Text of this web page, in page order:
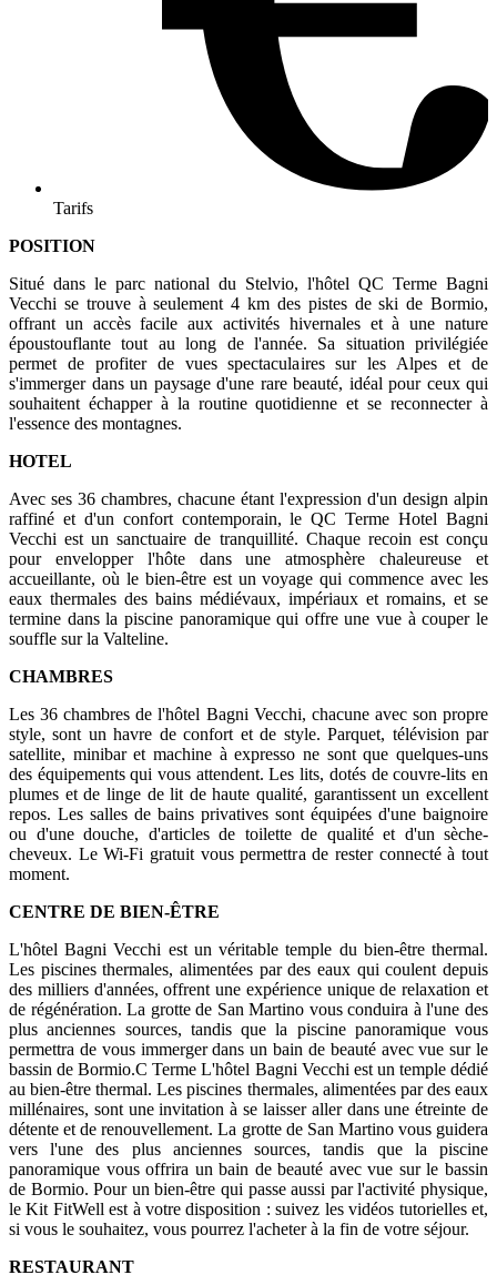
Tarifs
POSITION
Situé dans le parc national du Stelvio, l'hôtel QC Terme Bagni
Vecchi se trouve à seulement 4 km des pistes de ski de Bormio,
offrant un accès facile aux activités hivernales et à une nature
époustouflante tout au long de l'année. Sa situation privilégiée
permet de profiter de vues spectaculaires sur les Alpes et de
s'immerger dans un paysage d'une rare beauté, idéal pour ceux qui
souhaitent échapper à la routine quotidienne et se reconnecter à
l'essence des montagnes.
HOTEL
Avec ses 36 chambres, chacune étant l'expression d'un design alpin
raffiné et d'un confort contemporain, le QC Terme Hotel Bagni
Vecchi est un sanctuaire de tranquillité. Chaque recoin est conçu
pour envelopper l'hôte dans une atmosphère chaleureuse et
accueillante, où le bien-être est un voyage qui commence avec les
eaux thermales des bains médiévaux, impériaux et romains, et se
termine dans la piscine panoramique qui offre une vue à couper le
souffle sur la Valteline.
CHAMBRES
Les 36 chambres de l'hôtel Bagni Vecchi, chacune avec son propre
style, sont un havre de confort et de style. Parquet, télévision par
satellite, minibar et machine à expresso ne sont que quelques-uns
des équipements qui vous attendent. Les lits, dotés de couvre-lits en
plumes et de linge de lit de haute qualité, garantissent un excellent
repos. Les salles de bains privatives sont équipées d'une baignoire
ou d'une douche, d'articles de toilette de qualité et d'un sèche-
cheveux. Le Wi-Fi gratuit vous permettra de rester connecté à tout
moment.
CENTRE DE BIEN-ÊTRE
L'hôtel Bagni Vecchi est un véritable temple du bien-être thermal.
Les piscines thermales, alimentées par des eaux qui coulent depuis
des milliers d'années, offrent une expérience unique de relaxation et
de régénération. La grotte de San Martino vous conduira à l'une des
plus anciennes sources, tandis que la piscine panoramique vous
permettra de vous immerger dans un bain de beauté avec vue sur le
bassin de Bormio.C Terme L'hôtel Bagni Vecchi est un temple dédié
au bien-être thermal. Les piscines thermales, alimentées par des eaux
millénaires, sont une invitation à se laisser aller dans une étreinte de
détente et de renouvellement. La grotte de San Martino vous guidera
vers l'une des plus anciennes sources, tandis que la piscine
panoramique vous offrira un bain de beauté avec vue sur le bassin
de Bormio. Pour un bien-être qui passe aussi par l'activité physique,
le Kit FitWell est à votre disposition : suivez les vidéos tutorielles et,
si vous le souhaitez, vous pourrez l'acheter à la fin de votre séjour.
RESTAURANT